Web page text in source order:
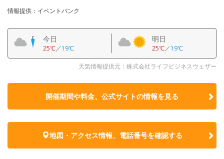
情報提供：イベントバンク
今日
25℃／19℃
明日
25℃／19℃
天気情報提供元：株式会社ライフビジネスウェザー
開催期間や料金、公式サイトの情報を見る
地図・アクセス情報、電話番号を確認する